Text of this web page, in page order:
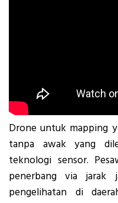
Drone untuk mapping
tanpa awak yang
teknologi sensor.
penerbang via jarak
pengelihatan di